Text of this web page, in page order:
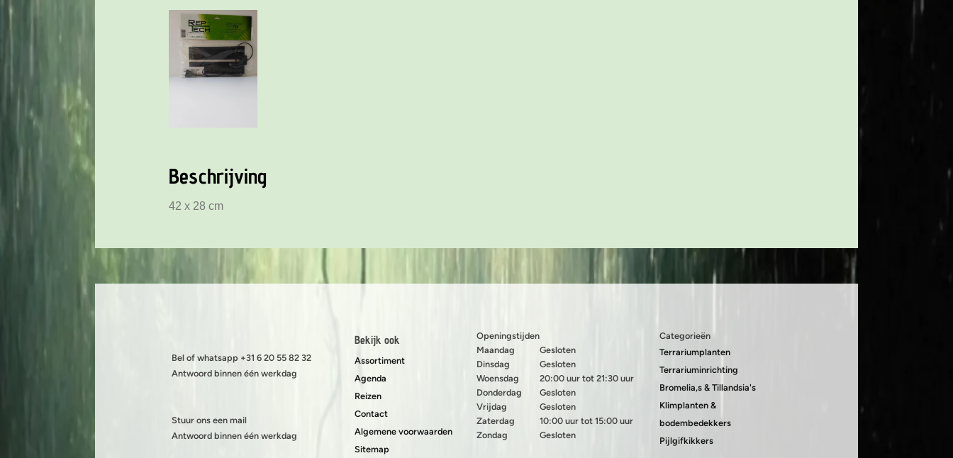
Beschrijving
42 x 28 cm
Bel of whatsapp +31 6 20 55 82 32
Antwoord binnen één werkdag
Stuur ons een mail
Antwoord binnen één werkdag
Bekijk ook
Assortiment
Agenda
Reizen
Contact
Algemene voorwaarden
Sitemap
Openingstijden
Maandag
Dinsdag
Woensdag
Donderdag
Vrijdag
Zaterdag
Zondag
Gesloten
Gesloten
20:00 uur tot 21:30 uur
Gesloten
Gesloten
10:00 uur tot 15:00 uur
Gesloten
Categorieën
Terrariumplanten
Terrariuminrichting
Bromelia,s & Tillandsia's
Klimplanten &
bodembedekkers
Pijlgifkikkers